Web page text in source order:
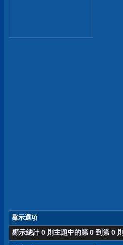
顯示選項
顯示總計 0 則主題中的第 0 到第 0 則